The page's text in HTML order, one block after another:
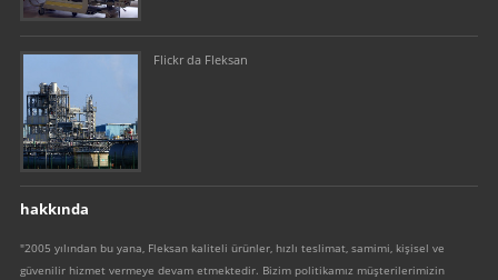
Flickr da Fleksan
hakkında
"2005 yılından bu yana, Fleksan kaliteli ürünler, hızlı teslimat, samimi, kişisel ve
güvenilir hizmet vermeye devam etmektedir. Bizim politikamız müşterilerimizin